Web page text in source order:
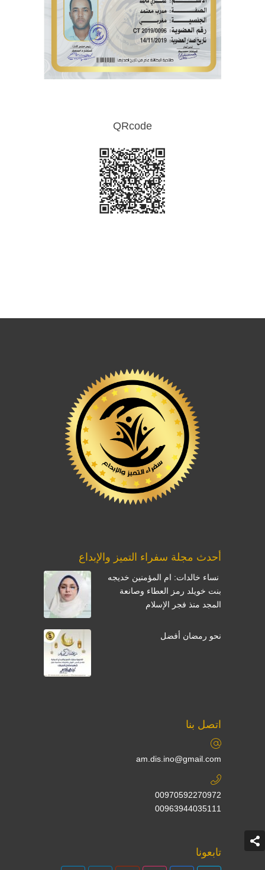
QRcode
أحدث مجلة سفراء التميز والإبداع
نساء خالدات: ام المؤمنين خديجه
بنت خويلد رمز العطاء وصانعة
المجد منذ فجر الإسلام
نحو رمضان أفضل
اتصل بنا
am.dis.ino@gmail.com
00970592270972
00963944035111
تابعونا